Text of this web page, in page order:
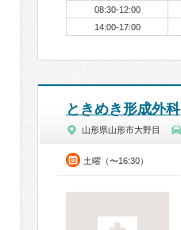
08:30-12:00
14:00-17:00
ときめき形成外科
山形県山形市大野目
土曜（〜16:30）